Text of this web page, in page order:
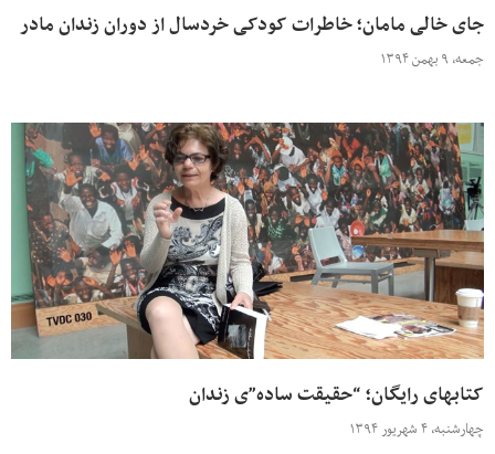
جای خالی مامان؛ خاطرات کودکی خردسال از دوران زندان مادر
جمعه، ۹ بهمن ۱۳۹۴
کتابهای رایگان؛ “حقیقت ساده”ی زندان
چهارشنبه، ۴ شهریور ۱۳۹۴